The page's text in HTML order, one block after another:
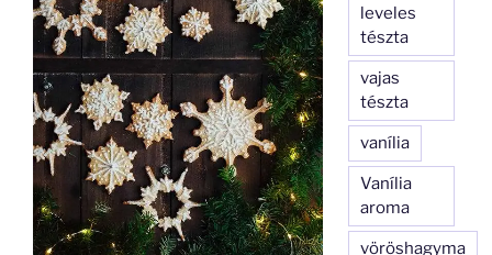
leveles
tészta
vajas
tészta
vanília
Vanília
aroma
vöröshagyma